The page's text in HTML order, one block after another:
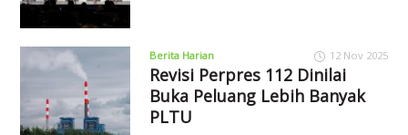
Berita Harian 12 Nov 2025
Revisi Perpres 112 Dinilai
Buka Peluang Lebih Banyak
PLTU